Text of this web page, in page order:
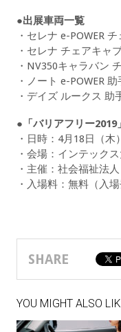
●出展車両一覧
・セレナ e-POWER
・セレナ チェアキャ
・NV350キャラバン
・ノート e-POWER
・デイズ ルークス 助
●「バリアフリー2019
・日時：4月18日（
・会場：インテック
・主催：社会福祉法
・入場料：無料（入
SHARE
YOU MIGHT ALSO